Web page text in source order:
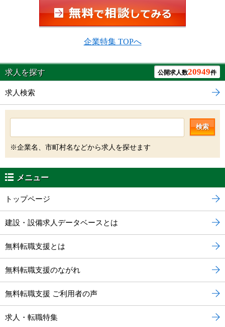
企業特集 TOPへ
求人を探す 公開求人数20949件
求人検索
検索
※企業名、市町村名などから求人を探せます
メニュー
トップページ
建設・設備求人データベースとは
無料転職支援とは
無料転職支援のながれ
無料転職支援 ご利用者の声
求人・転職特集